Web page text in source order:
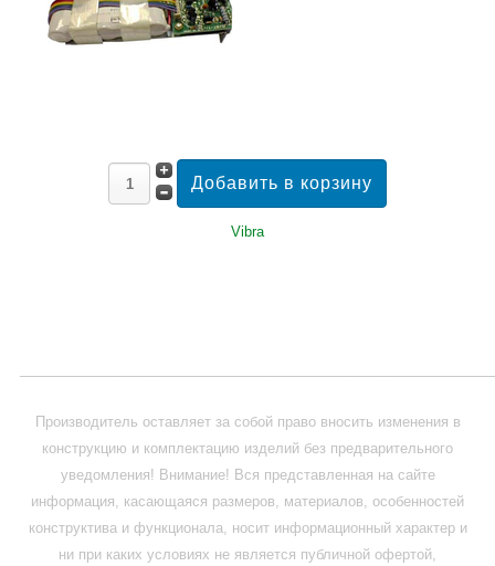
Vibra
Производитель оставляет за собой право вносить изменения в
конструкцию и комплектацию изделий без предварительного
уведомления! Внимание! Вся представленная на сайте
информация, касающаяся размеров, материалов, особенностей
конструктива и функционала, носит информационный характер и
ни при каких условиях не является публичной офертой,